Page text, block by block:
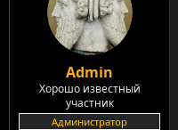
Admin
Хорошо известный
участник
Администратор